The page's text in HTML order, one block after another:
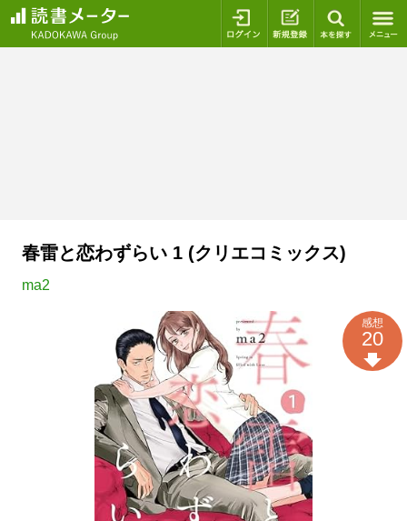
ログイン 新規登録
春雷と恋わずらい 1 (クリエコミックス)
ma2
感想
20